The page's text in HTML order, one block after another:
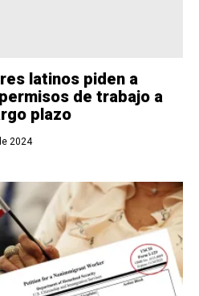
latinos piden a
de trabajo a
plazo
2024